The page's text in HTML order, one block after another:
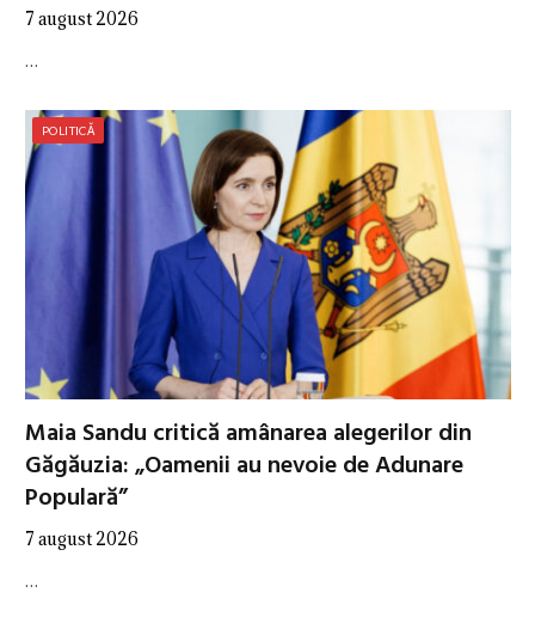
7 august 2026
…
POLITICĂ
Maia Sandu critică amânarea alegerilor din
Găgăuzia: „Oamenii au nevoie de Adunare
Populară”
7 august 2026
…